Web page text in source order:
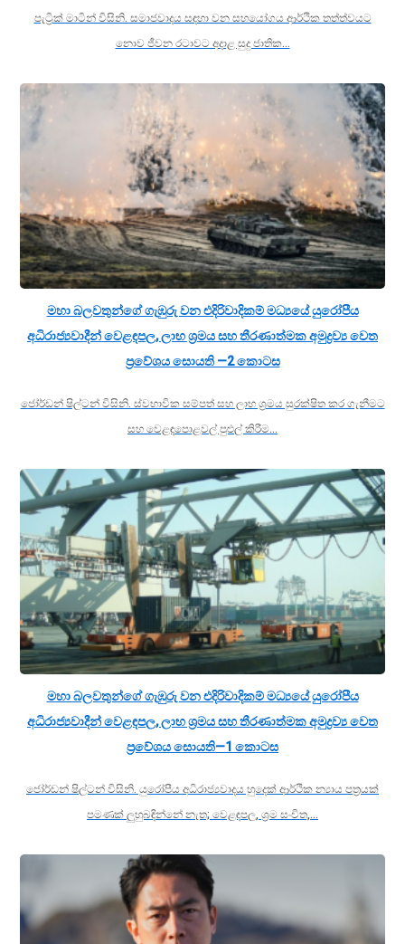
පැට්‍රික් මාටින් විසිනි. සමාජවාදය සඳහා වන සහයෝගය ආර්ථික තත්ත්වයට
නොව ජීවන රටාවට අදාළ සුදු ජාතික…
මහා බලවතුන්ගේ ගැඹුරු වන එදිරිවාදිකම් මධ්‍යයේ යුරෝපීය
අධිරාජ්‍යවාදීන් වෙළඳපල, ලාභ ශ්‍රමය සහ තීරණාත්මක අමුද්‍රව්‍ය වෙත
ප්‍රවේශය සොයති —2 කොටස
ජෝර්ඩන් ෂිල්ටන් විසිනි. ස්වභාවික සම්පත් සහ ලාභ ශ්‍රමය සුරක්ෂිත කර ගැනීමට
සහ වෙළඳපොළවල් පුළුල් කිරීම…
මහා බලවතුන්ගේ ගැඹුරු වන එදිරිවාදිකම් මධ්‍යයේ යුරෝපීය
අධිරාජ්‍යවාදීන් වෙළඳපල, ලාභ ශ්‍රමය සහ තීරණාත්මක අමුද්‍රව්‍ය වෙත
ප්‍රවේශය සොයති—1 කොටස
ජෝර්ඩන් ෂිල්ටන් විසිනි. යුරෝපීය අධිරාජ්‍යවාදය හුදෙක් ආර්ථික න්‍යාය පත්‍රයක්
පමණක් ලුහුබඳින්නේ නැත; වෙළඳපල, ශ්‍රම සංචිත,…